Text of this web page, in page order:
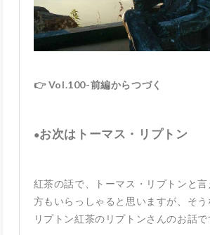
👉 Vol.100-前編からつづく
●お次はトーマス・リプトン
紅茶の話で、トーマス・リプトンと言
方もいらっしゃると思いますが、そ
リプトン紅茶のリプトンさんのお話で